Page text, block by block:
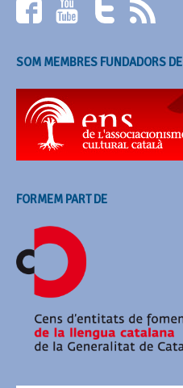
SOM MEMBRES FUNDADORS DE
FORMEM PART DE